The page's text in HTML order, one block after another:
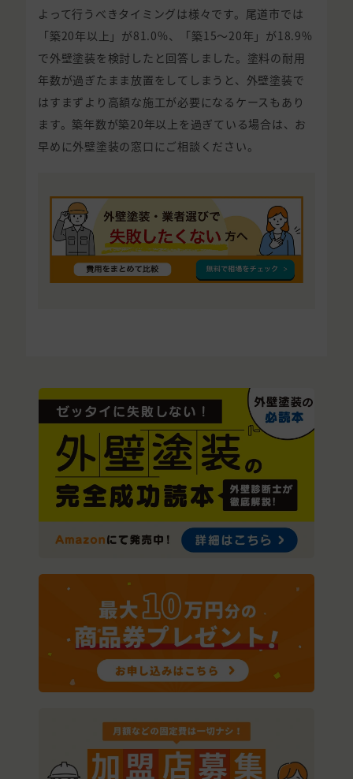
よって行うべきタイミングは様々です。尾道市では
「築20年以上」が81.0%、「築15〜20年」が18.9%
で外壁塗装を検討したと回答しました。塗料の耐用
年数が過ぎたまま放置をしてしまうと、外壁塗装で
はすまずより高額な施工が必要になるケースもあり
ます。築年数が築20年以上を過ぎている場合は、お
早めに外壁塗装の窓口にご相談ください。